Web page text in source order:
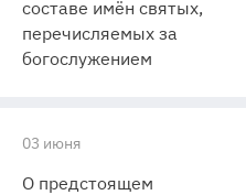
составе имён святых,
перечисляемых за
богослужением
03 июня
О предстоящем